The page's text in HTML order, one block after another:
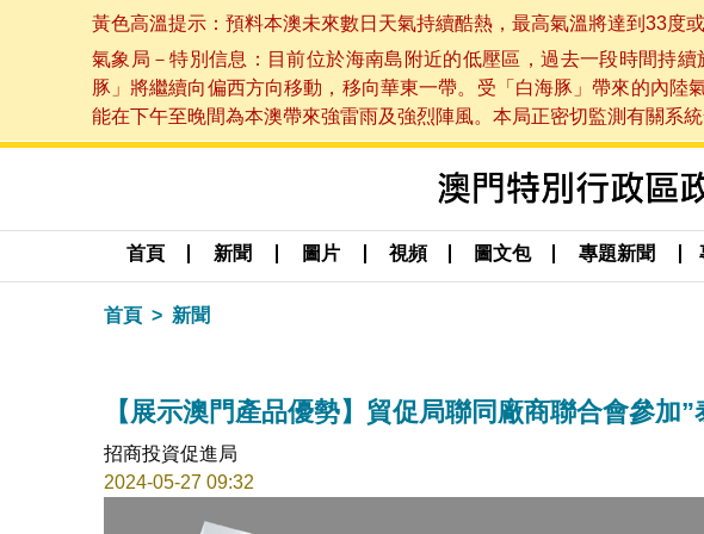
黃色高溫提示：預料本澳未來數日天氣持續酷熱，最高氣溫將達到33度
氣象局－特別信息：目前位於海南島附近的低壓區，過去一段時間持
豚」將繼續向偏西方向移動，移向華東一帶。受「白海豚」帶來的內
能在下午至晚間為本澳帶來強雷雨及強烈陣風。本局正密切監測有關系
首頁 新聞 圖片 視頻 圖文包 專題新聞
首頁 新聞
【展示澳門產品優勢】貿促局聯同廠商聯合會參加
招商投資促進局
2024-05-27 09:32